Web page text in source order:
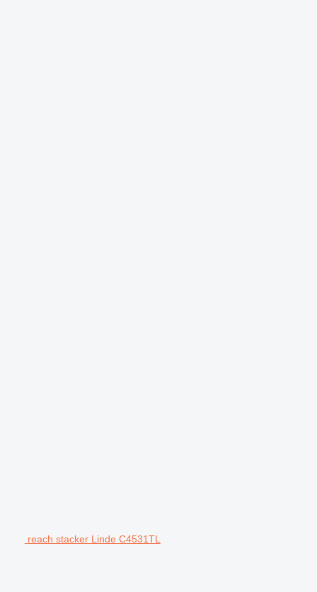
reach stacker Linde C4531TL